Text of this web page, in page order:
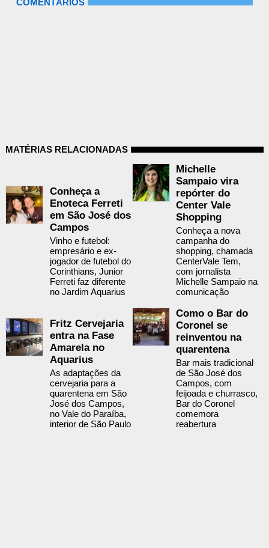
COMENTÁRIOS
MATÉRIAS RELACIONADAS
Conheça a
Enoteca Ferreti
em São José dos
Campos
Vinho e futebol:
empresário e ex-
jogador de futebol do
Corinthians, Junior
Ferreti faz diferente
no Jardim Aquarius
Michelle
Sampaio vira
repórter do
Center Vale
Shopping
Conheça a nova
campanha do
shopping, chamada
CenterVale Tem,
com jornalista
Michelle Sampaio na
comunicação
Fritz Cervejaria
entra na Fase
Amarela no
Aquarius
As adaptações da
cervejaria para a
quarentena em São
José dos Campos,
no Vale do Paraíba,
interior de São Paulo
Como o Bar do
Coronel se
reinventou na
quarentena
Bar mais tradicional
de São José dos
Campos, com
feijoada e churrasco,
Bar do Coronel
comemora
reabertura